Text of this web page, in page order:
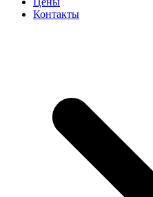
Контакты